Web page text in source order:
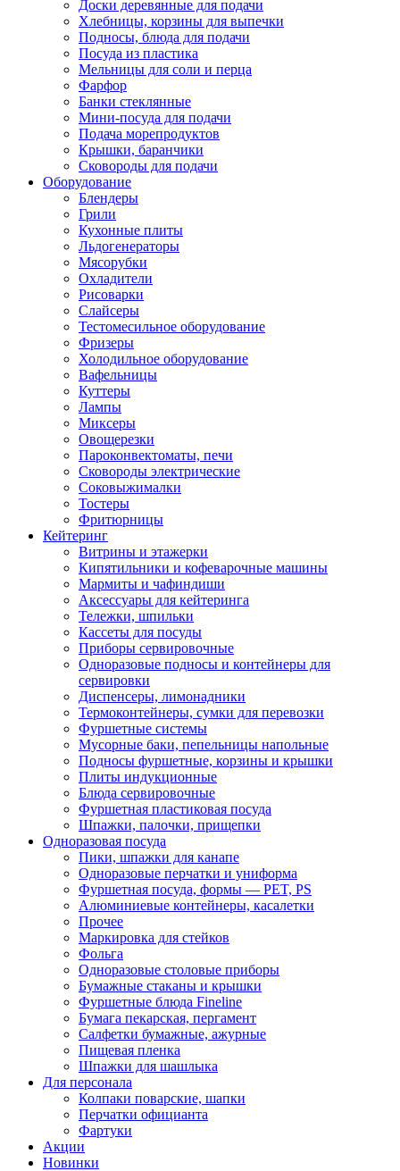
Доски деревянные для подачи
Хлебницы, корзины для выпечки
Подносы, блюда для подачи
Посуда из пластика
Мельницы для соли и перца
Фарфор
Банки стеклянные
Мини-посуда для подачи
Подача морепродуктов
Крышки, баранчики
Сковороды для подачи
Оборудование
Блендеры
Грили
Кухонные плиты
Льдогенераторы
Мясорубки
Охладители
Рисоварки
Слайсеры
Тестомесильное оборудование
Фризеры
Холодильное оборудование
Вафельницы
Куттеры
Лампы
Миксеры
Овощерезки
Пароконвектоматы, печи
Сковороды электрические
Соковыжималки
Тостеры
Фритюрницы
Кейтеринг
Витрины и этажерки
Кипятильники и кофеварочные машины
Мармиты и чафиндиши
Аксессуары для кейтеринга
Тележки, шпильки
Кассеты для посуды
Приборы сервировочные
Одноразовые подносы и контейнеры для
сервировки
Диспенсеры, лимонадники
Термоконтейнеры, сумки для перевозки
Фуршетные системы
Мусорные баки, пепельницы напольные
Подносы фуршетные, корзины и крышки
Плиты индукционные
Блюда сервировочные
Фуршетная пластиковая посуда
Шпажки, палочки, прищепки
Одноразовая посуда
Пики, шпажки для канапе
Одноразовые перчатки и униформа
Фуршетная посуда, формы — PET, PS
Алюминиевые контейнеры, касалетки
Прочее
Маркировка для стейков
Фольга
Одноразовые столовые приборы
Бумажные стаканы и крышки
Фуршетные блюда Fineline
Бумага пекарская, пергамент
Салфетки бумажные, ажурные
Пищевая пленка
Шпажки для шашлыка
Для персонала
Колпаки поварские, шапки
Перчатки официанта
Фартуки
Акции
Новинки